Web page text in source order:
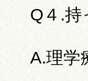
Q４.持
A.理学